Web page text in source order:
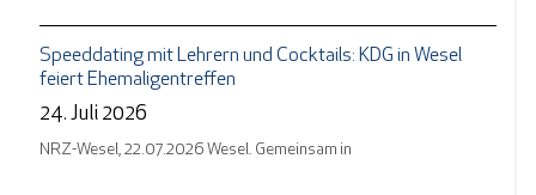
Speeddating mit Lehrern und Cocktails: KDG in Wesel
feiert Ehemaligentreffen
24. Juli 2026
NRZ-Wesel, 22.07.2026 Wesel. Gemeinsam in